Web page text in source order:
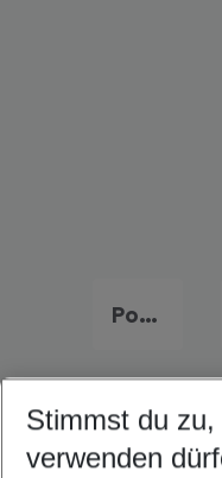
Portugal Urlaub
Quicklinks
Stimmst du
verwenden